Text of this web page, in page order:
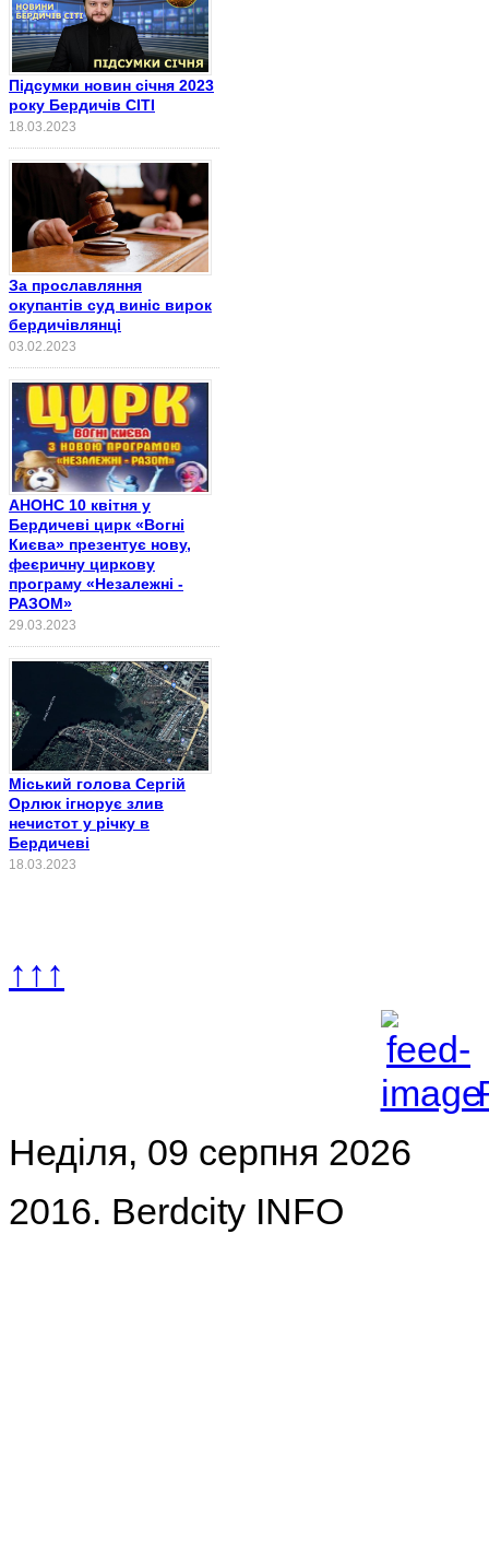
Підсумки новин січня 2023
року Бердичів СІТІ
18.03.2023
За прославляння
окупантів суд виніс вирок
бердичівлянці
03.02.2023
АНОНС 10 квітня у
Бердичеві цирк «Вогні
Києва» презентує нову,
феєричну циркову
програму «Незалежні -
РАЗОМ»
29.03.2023
Міський голова Сергій
Орлюк ігнорує злив
нечистот у річку в
Бердичеві
18.03.2023
↑↑↑
Неділя, 09 серпня 2026
2016. Berdcity INFO